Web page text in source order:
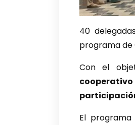
40
programa de
Con el
cooperativo
El